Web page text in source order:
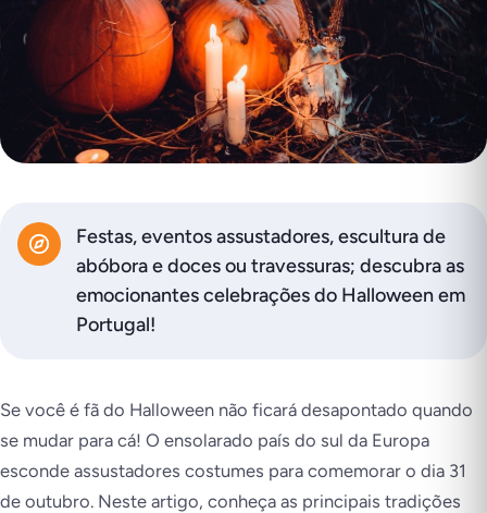
Festas, eventos assustadores, escultura de
abóbora e doces ou travessuras; descubra as
emocionantes celebrações do Halloween em
Portugal!
Se você é fã do Halloween não ficará desapontado quando
se mudar para cá! O ensolarado país do sul da Europa
esconde assustadores costumes para comemorar o dia 31
de outubro. Neste artigo, conheça as principais tradições